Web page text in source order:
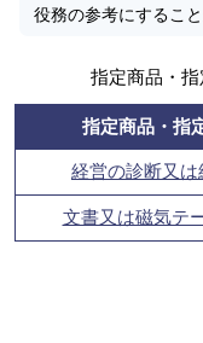
役務の参考にすること
指定商品・
指定商品・指
経営の診断又
文書又は磁気テ